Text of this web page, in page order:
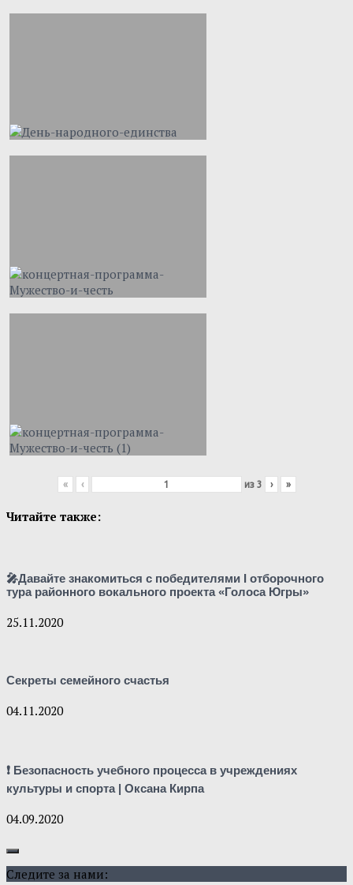
« ‹ из 3 › »
Читайте также:
🎤Давайте знакомиться с победителями I отборочного
тура районного вокального проекта «Голоса Югры»
25.11.2020
Секреты семейного счастья
04.11.2020
❗ Безопасность учебного процесса в учреждениях
культуры и спорта | Оксана Кирпа
04.09.2020
Следите за нами: